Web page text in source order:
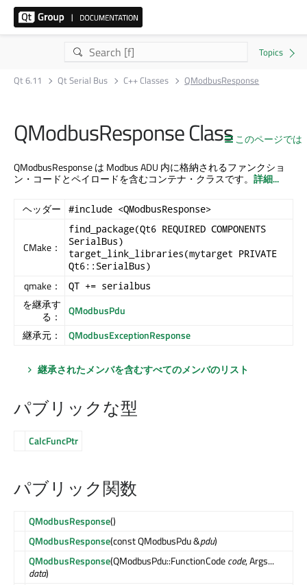
Qt 6.11 Qt Serial Bus C++ Classes QModbusResponse
このページでは
QModbusResponse Class
QModbusResponse は Modbus ADU 内に格納されるファンクショ
ン・コードとペイロードを含むコンテナ・クラスです。 詳細...
ヘッダー #include <QModbusResponse>
CMake：
find_package(Qt6 REQUIRED COMPONENTS
SerialBus)
target_link_libraries(mytarget PRIVATE
Qt6::SerialBus)
qmake： QT += serialbus
を継承す
る：
QModbusPdu
継承元：
QModbusExceptionResponse
継承されたメンバを含むすべてのメンバのリスト
パブリックな型
CalcFuncPtr
パブリック関数
QModbusResponse()
QModbusResponse(const QModbusPdu &pdu)
QModbusResponse(QModbusPdu::FunctionCodecode, Args...
data)